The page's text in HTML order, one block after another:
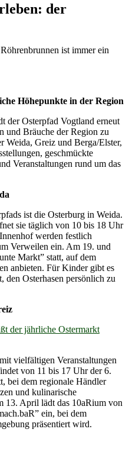
der
ist immer ein
Höhepunkte in der Region
der Osterpfad Vogtland erneut
und Bräuche der Region zu
Weida, Greiz und Berga/Elster,
geschmückte
Veranstaltungen rund um das
ist die Osterburg in Weida.
sie täglich von 10 bis 18 Uhr
werden festlich
Verweilen ein. Am 19. und
Markt” statt, auf dem
anbieten. Für Kinder gibt es
Osterhasen persönlich zu
vielfältigen Veranstaltungen
von 11 bis 17 Uhr der 6.
bei dem regionale Händler
und kulinarische
13. April lädt das 10aRium von
ein, bei dem
präsentiert wird.